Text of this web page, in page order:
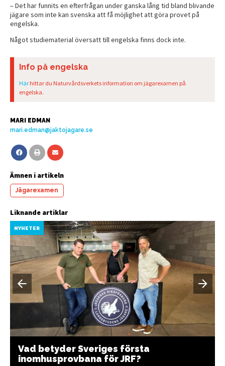
Info på engelska
Här hittar du Naturvårdsverkets information om jägarexamen på
engelska.
– Det har funnits en efterfrågan under ganska lång tid bland blivande
jägare som inte kan svenska att få möjlighet att göra provet på
engelska.
Något studiematerial översatt till engelska finns dock inte.
MARI EDMAN
mari.edman@jaktojagare.se
Ämnen i artikeln
Jägarexamen
Liknande artiklar
NYHETER
Vad betyder Sveriges första
inomhusprovbana för JRF?